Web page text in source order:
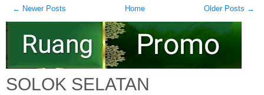
← Newer Posts Older Posts →
Home
SOLOK SELATAN